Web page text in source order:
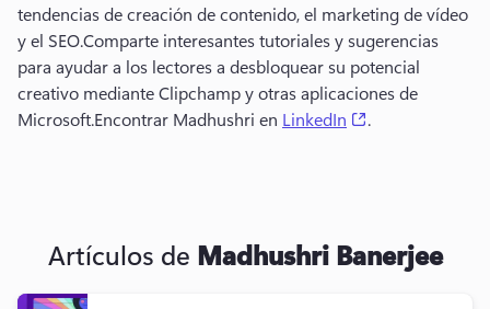
Iniciar sesión
Probar gratis
tendencias de creación de contenido, el marketing de vídeo
y el SEO.Comparte interesantes tutoriales y sugerencias
para ayudar a los lectores a desbloquear su potencial
creativo mediante Clipchamp y otras aplicaciones de
Microsoft.Encontrar Madhushri en LinkedIn .
Artículos de Madhushri Banerjee